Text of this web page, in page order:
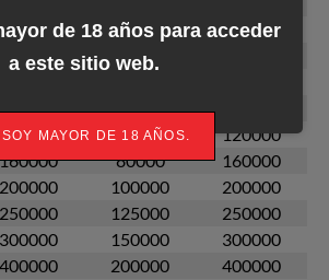
50000 25000
50000
60000 30000
100000 50000
120000 60000
120000
160000 80000
160000
200000 100000
200000
250000 125000
250000
300000 150000
300000
400000 200000
400000
de 18 años para acceder
a este sitio web.
MAYOR DE 18 AÑOS.